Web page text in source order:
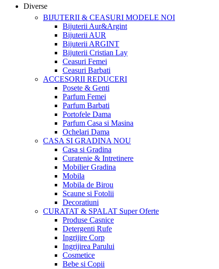
Diverse
BIJUTERII & CEASURI MODELE NOI
Bijuterii Aur&Argint
Bijuterii AUR
Bijuterii ARGINT
Bijuterii Cristian Lay
Ceasuri Femei
Ceasuri Barbati
ACCESORII REDUCERI
Posete & Genti
Parfum Femei
Parfum Barbati
Portofele Dama
Parfum Casa si Masina
Ochelari Dama
CASA SI GRADINANOU
Casa si Gradina
Curatenie & Intretinere
Mobilier Gradina
Mobila
Mobila de Birou
Scaune si Fotolii
Decoratiuni
CURATAT & SPALAT Super Oferte
Produse Casnice
Detergenti Rufe
Ingrijire Corp
Ingrijirea Parului
Cosmetice
Bebe si Copii